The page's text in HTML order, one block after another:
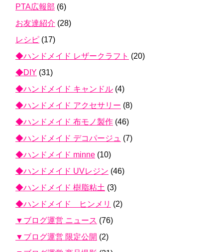
PTA広報部 (6)
お友達紹介 (28)
レシピ (17)
◆ハンドメイド レザークラフト (20)
◆DIY (31)
◆ハンドメイド キャンドル (4)
◆ハンドメイド アクセサリー (8)
◆ハンドメイド 布モノ製作 (46)
◆ハンドメイド デコパージュ (7)
◆ハンドメイド minne (10)
◆ハンドメイド UVレジン (46)
◆ハンドメイド 樹脂粘土 (3)
◆ハンドメイド ヒンメリ (2)
▼ブログ運営 ニュース (76)
▼ブログ運営 限定公開 (2)